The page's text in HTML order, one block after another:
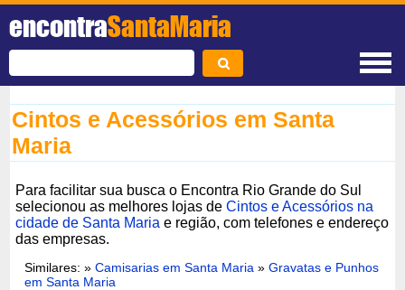
encontraSantaMaria
Cintos e Acessórios em Santa
Maria
Para facilitar sua busca o Encontra Rio Grande do Sul
selecionou as melhores lojas deCintos e Acessórios na
cidade de Santa Maria e região, com telefones e endereço
das empresas.
Similares: »Camisarias em Santa Maria »Gravatas e Punhos
em Santa Maria